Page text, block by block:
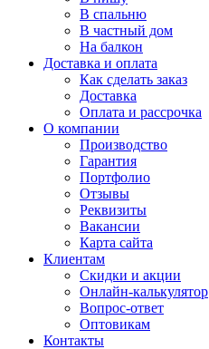
В спальню
В частный дом
На балкон
Доставка и оплата
Как сделать заказ
Доставка
Оплата и рассрочка
О компании
Производство
Гарантия
Портфолио
Отзывы
Реквизиты
Вакансии
Карта сайта
Клиентам
Скидки и акции
Онлайн-калькулятор
Вопрос-ответ
Оптовикам
Контакты